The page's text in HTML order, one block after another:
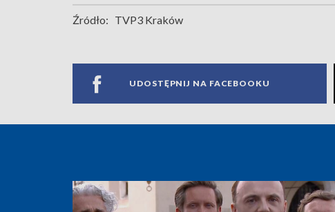
Źródło: TVP3 Kraków
UDOSTĘPNIJ NA FACEBOOKU